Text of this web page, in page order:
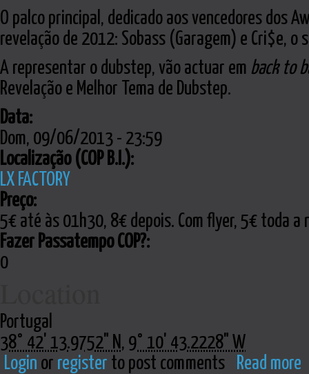
O palco principal, dedicado aos vencedores dos
revelação de 2012: Sobass (Garagem) e Cri$e, o
A representar o dubstep, vão actuar em back to
Revelação e Melhor Tema de Dubstep.
Data:
Dom, 09/06/2013 - 23:59
Localização (COP B.I.):
LX FACTORY
Preço:
5€ até às 01h30, 8€ depois. Com flyer, 5€ toda a
Fazer Passatempo COP?:
0
Portugal
38° 42' 13.9752" N, 9° 10' 43.2228" W
Login or register to post comments Read more